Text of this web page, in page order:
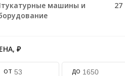
машины и
27
₽
от до